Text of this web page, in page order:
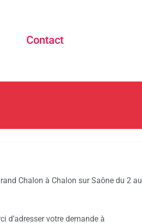
Contact
Chalon à Chalon sur Saône du 2 au
d’adresser votre demande à